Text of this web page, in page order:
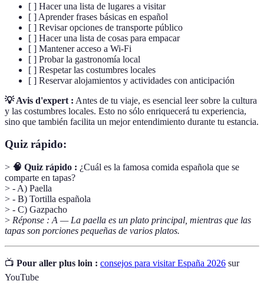
[ ] Hacer una lista de lugares a visitar
[ ] Aprender frases básicas en español
[ ] Revisar opciones de transporte público
[ ] Hacer una lista de cosas para empacar
[ ] Mantener acceso a Wi-Fi
[ ] Probar la gastronomía local
[ ] Respetar las costumbres locales
[ ] Reservar alojamientos y actividades con anticipación
💡 Avis d'expert : Antes de tu viaje, es esencial leer sobre la cultura
y las costumbres locales. Esto no sólo enriquecerá tu experiencia,
sino que también facilita un mejor entendimiento durante tu estancia.
Quiz rápido:
> 🧠 Quiz rápido : ¿Cuál es la famosa comida española que se
comparte en tapas?
> - A) Paella
> - B) Tortilla española
> - C) Gazpacho
> Réponse : A — La paella es un plato principal, mientras que las
tapas son porciones pequeñas de varios platos.
📺 Pour aller plus loin : consejos para visitar España 2026 sur
YouTube